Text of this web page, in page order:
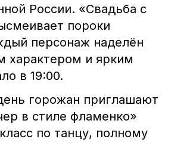
России. «Свадьба с
пороки
персонаж наделён
характером и ярким
в 19:00.
горожан приглашают
в стиле фламенко»
по танцу, полному